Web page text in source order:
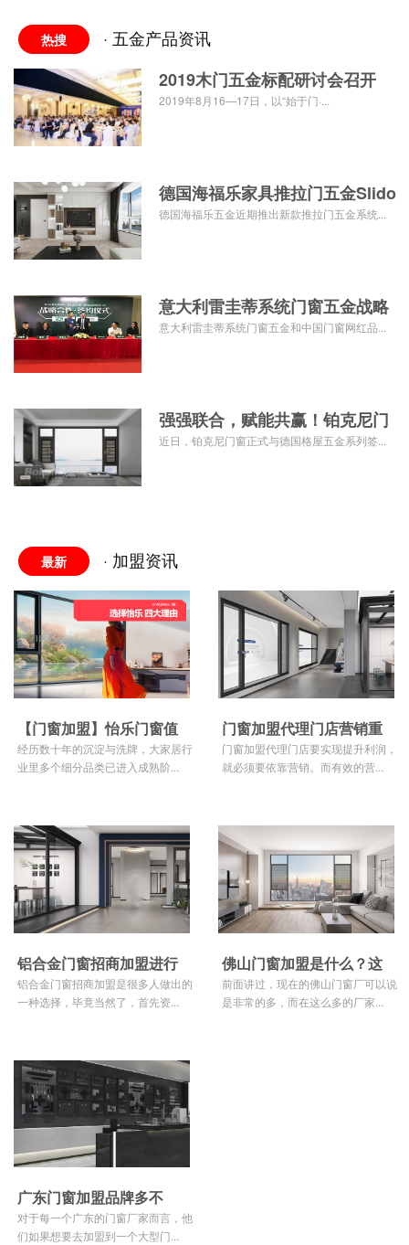
热搜
· 五金产品资讯
2019木门五金标配研讨会召开
顶固安全
2019年8月16—17日，以“始于门·...
德国海福乐家具推拉门五金Slido
Fl
德国海福乐五金近期推出新款推拉门五金系统...
意大利雷圭蒂系统门窗五金战略
签约中国门窗
意大利雷圭蒂系统门窗五金和中国门窗网红品...
强强联合，赋能共赢！铂克尼门
窗与德国格屋
近日，铂克尼门窗正式与德国格屋五金系列签...
最新 · 加盟资讯
【门窗加盟】怡乐门窗值
得选择的四大理由
经历数十年的沉淀与洗牌，大家居行
业里多个细分品类已进入成熟阶...
门窗加盟代理门店营销重
在培养目标客户群
门窗加盟代理门店要实现提升利润，
就必须要依靠营销。而有效的营...
铝合金门窗招商加盟进行
选择时哪些因素具有重要影
响？
铝合金门窗招商加盟是很多人做出的
一种选择，毕竟当然了，首先资...
佛山门窗加盟是什么？这
种加盟可以在哪里进行？
前面讲过，现在的佛山门窗厂可以说
是非常的多，而在这么多的厂家...
广东门窗加盟品牌多不
多？应该如何选择？
对于每一个广东的门窗厂家而言，他
们如果想要去加盟到一个大型门...